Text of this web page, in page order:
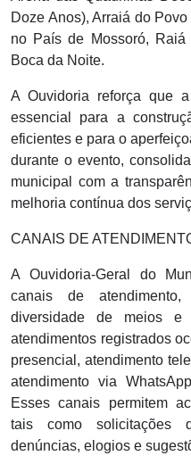
Doze Anos), Arraiá do
no País de Mossoró,
Boca da Noite.
A Ouvidoria reforça que
essencial para a
eficientes e para o
durante o evento,
municipal com a
melhoria contínua dos
CANAIS DE
A Ouvidoria-Geral do
canais de atendimento,
diversidade de meios e
atendimentos registrados
presencial, atendimento
atendimento via
Esses canais permitem
tais como solicitações
denúncias, elogios e